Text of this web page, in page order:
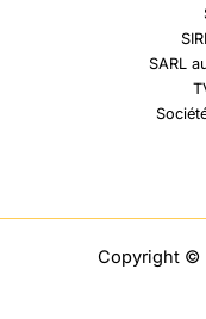
SARL
Copyright ©